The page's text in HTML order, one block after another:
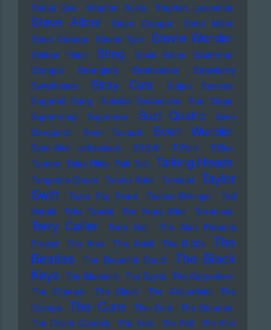
Status Quo
Stephan Sulke Stephen Luscombe
Steve Albini Steve Cropper
Steve Miller
Steve Strange Steven Tyler Stevie Wonder
Stieber Twins Sting
Stock Aitken Waterman
Stooges
Stranglers Stratocaster
Strawberry
Switchblade
Stray Cats
Sufjan Stevens
Sugarhill Gang
Suicidal Tendencies
Sun Diego
Supertramp
Supremes Suzi Quatro
Sven
Marquardt
Sven Tasnadi Sven Wunder
Sven-Ake Johansson SXSW T-Pain
T.Rex
Tahnee Talay Riley Talk Talk Talking Heads
Tangerine Dream Tanner Adell Tarwater Taylor
Swift
Tears For Fears Techno-Wikinger
Ted
Herold
Teho Teardo Ten Years After Terranova
Terry Callier Terry Hall
The Alan Parsons
Project
The Arcs The Avicii The B-52s
The
Beatles
The Beautiful South
The Black
Keys The Bluebells The Byrds The Carpenters
The Champs
The Clash The Colourfield
The
Cramps
The Cure The Curs
The Damned
The Divine Comedy
The Eels The Fall
The Five